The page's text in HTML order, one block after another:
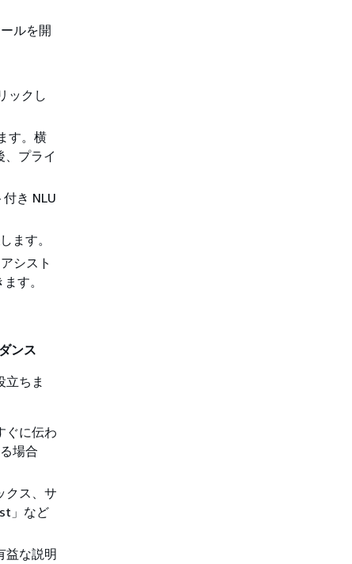
ルを開
ックし
す。横
、プライ
き NLU
ます。
シスト
す。
ンス
立ちま
ぐに伝わ
場合
クス、サ
」など
益な説明